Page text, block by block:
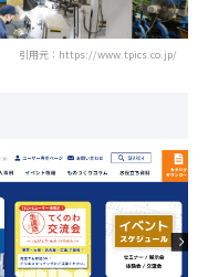
引用元：https://www.tpics.co.jp/